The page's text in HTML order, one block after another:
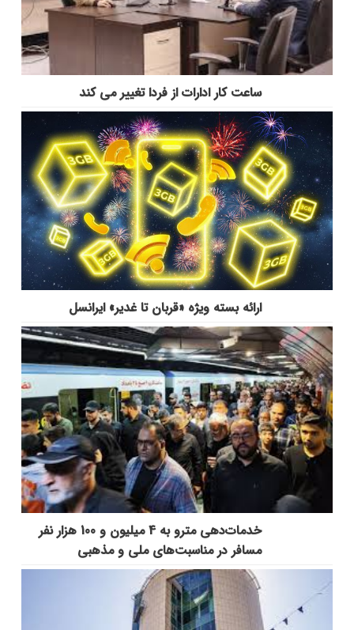
ساعت کار ادارات از فردا تغییر می کند
ارائه بسته ویژه «قربان تا غدیر» ایرانسل
خدمات‌دهي مترو به 4 ميليون و 100 هزار نفر
مسافر در مناسبت‌هاي ملي و مذهبي